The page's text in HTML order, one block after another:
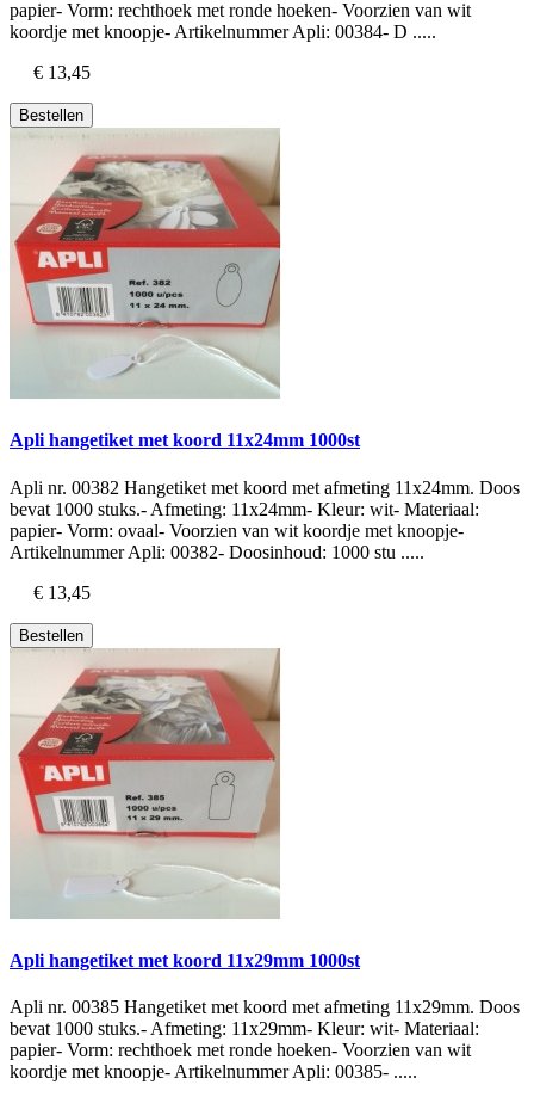
papier- Vorm: rechthoek met ronde hoeken- Voorzien van wit
koordje met knoopje- Artikelnummer Apli: 00384- D .....
€ 13,45
Bestellen
Apli hangetiket met koord 11x24mm 1000st
Apli nr. 00382 Hangetiket met koord met afmeting 11x24mm. Doos
bevat 1000 stuks.- Afmeting: 11x24mm- Kleur: wit- Materiaal:
papier- Vorm: ovaal- Voorzien van wit koordje met knoopje-
Artikelnummer Apli: 00382- Doosinhoud: 1000 stu .....
€ 13,45
Bestellen
Apli hangetiket met koord 11x29mm 1000st
Apli nr. 00385 Hangetiket met koord met afmeting 11x29mm. Doos
bevat 1000 stuks.- Afmeting: 11x29mm- Kleur: wit- Materiaal:
papier- Vorm: rechthoek met ronde hoeken- Voorzien van wit
koordje met knoopje- Artikelnummer Apli: 00385- .....